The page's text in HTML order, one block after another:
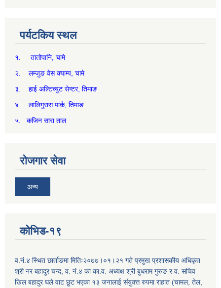
पर्यटकिय स्थल
१. तातोपानि, चामे
२. लम्जुङ वेस क्याम्प, चामे
३. हाई अल्टिच्युट सेन्टर, तिमाङ
४. लालिगुरास पार्क, तिमाङ
५. कजिन सारा ताल
रोजगार सेवा
अन्य
कोभिड-१९
व.नं.४ स्थित छार्ताङमा मितिः२०७७।०१।२१ गते प्रमुख प्रशासकीय अधिकृत
श्री नर बहादुर चन्द, व. नं.४ का का.व. अध्यक्ष श्री बुधराम गुरुङ र व. सचिव
खिल बहादुर घले वाट छुट भएका १३ जनालाई संयुक्त्त रुपमा राहात (चामल, तेल,